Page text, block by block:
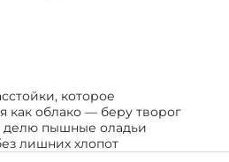
которое
как облако — беру творог
делю пышные оладьи
лишних хлопот